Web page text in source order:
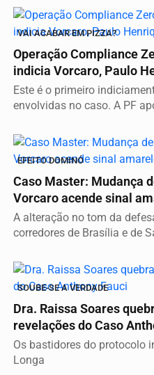
VAI ACABAR EM PIZZA?
Operação Compliance
indicia Vorcaro, Paulo
Este é o primeiro
envolvidas no caso. A PF
EFEITO DOMINÓ
Caso Master: Mudança
Vorcaro acende sinal
A alteração no tom da
corredores de Brasília e de
SOUBE-SE A VERDADE
Dra. Raissa Soares
revelações
Os bastidores do protocolo
Longa